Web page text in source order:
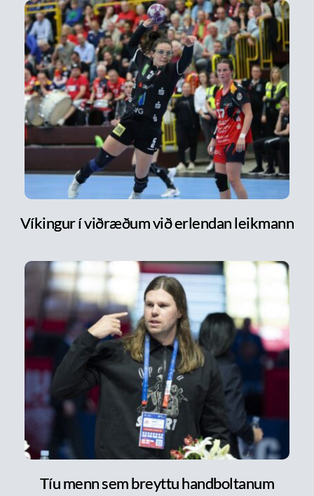
Víkingur í viðræðum við erlendan leikmann
Tíu menn sem breyttu handboltanum